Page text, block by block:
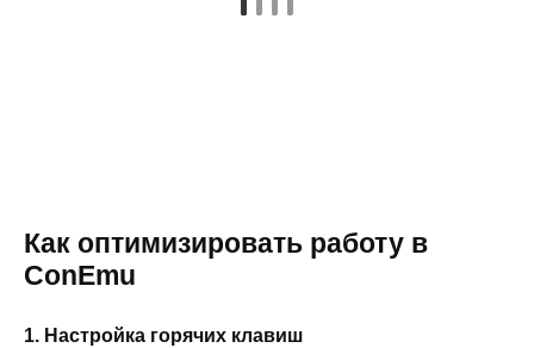
Как оптимизировать работу в
ConEmu
1. Настройка горячих клавиш